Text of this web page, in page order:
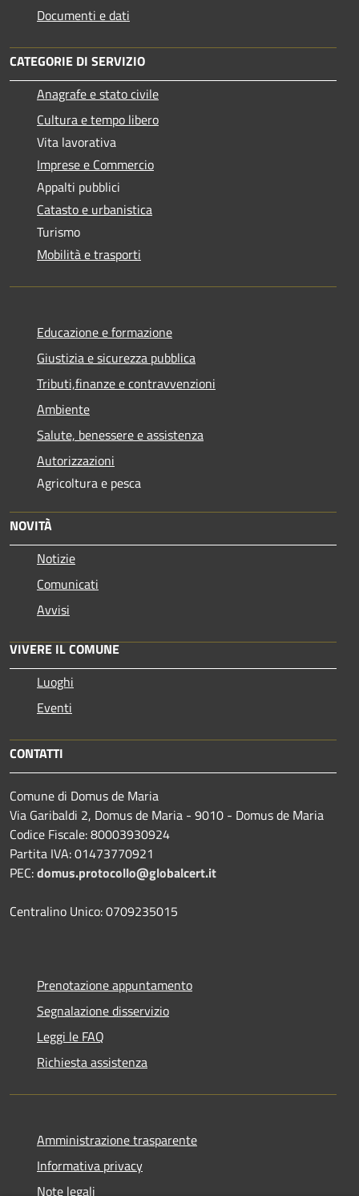
Documenti e dati
CATEGORIE DI SERVIZIO
Anagrafe e stato civile
Cultura e tempo libero
Vita lavorativa
Imprese e Commercio
Appalti pubblici
Catasto e urbanistica
Turismo
Mobilità e trasporti
Educazione e formazione
Giustizia e sicurezza pubblica
Tributi,finanze e contravvenzioni
Ambiente
Salute, benessere e assistenza
Autorizzazioni
Agricoltura e pesca
NOVITÀ
Notizie
Comunicati
Avvisi
VIVERE IL COMUNE
Luoghi
Eventi
CONTATTI
Comune di Domus de Maria
Via Garibaldi 2, Domus de Maria - 9010 - Domus de Maria
Codice Fiscale: 80003930924
Partita IVA: 01473770921
PEC:domus.protocollo@globalcert.it
Centralino Unico: 0709235015
Prenotazione appuntamento
Segnalazione disservizio
Leggi le FAQ
Richiesta assistenza
Amministrazione trasparente
Informativa privacy
Note legali